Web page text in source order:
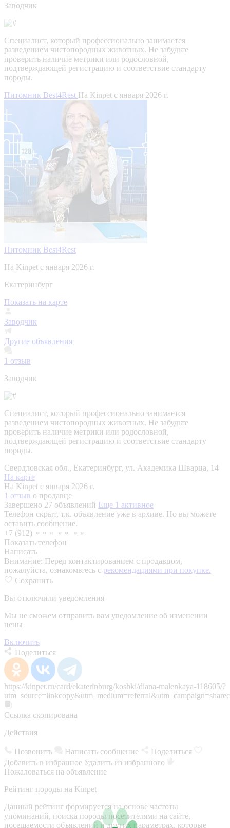
Заводчик
Специалист, который профессионально занимается
разведением чистопородных животных. Не забудьте
проверить наличие метрики или родословной,
подтверждающей регистрацию и соответствие стандарту
породы.
Питомник Best4Rest На Kinpet c января 2026 г.
Питомник Best4Rest
На Kinpet c января 2026 г.
Екатеринбург
Показать на карте
Заводчик
Другие объявления
1 отзыв
Заводчик
Специалист, который профессионально занимается
разведением чистопородных животных. Не забудьте
проверить наличие метрики или родословной,
подтверждающей регистрацию и соответствие стандарту
породы.
Свердловская обл., Екатеринбург, ул. Академика Шварца, 14
На карте
На Kinpet c января 2026 г.
1 отзыв о продавце
Завершено 27 объявлений Еще 1 активное
Телефон скрыт, т.к. объявление уже в архиве. Но вы можете
оставить сообщение.
+7 (912) ⚬⚬⚬ ⚬⚬ ⚬⚬
Показать телефон
Написать
Внимание: Перед контактированием с продавцом,
пожалуйста, ознакомьтесь с рекомендациями при покупке.
Сохранить
Вы отключили уведомления
Мы не сможем отправить вам уведомление об изменении
цены
Включить
Поделиться
https://kinpet.ru/card/ekaterinburg/koshki/diana-malenkaya-118605/?
Ссылка скопирована
Действия
Позвонить Написать сообщение
Поделиться
Добавить в избранное Удалить из избранного
Пожаловаться на объявление
Рейтинг породы на Kinpet
Данный рейтинг формируется на основе частоты
упоминаний, поиска породы посетителями на сайте,
посещаемости объявлений и других параметрах, которые